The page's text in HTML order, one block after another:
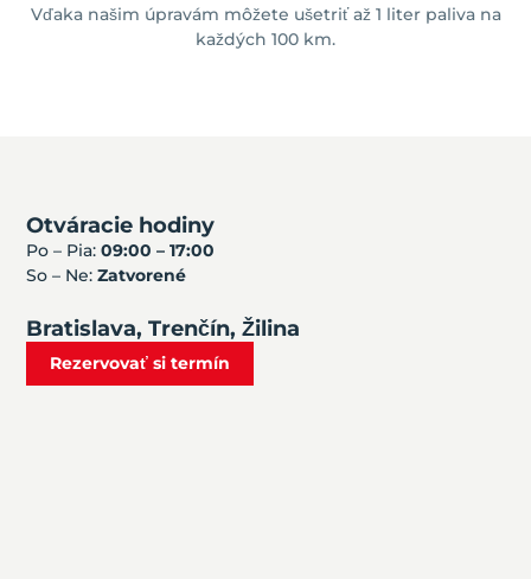
Vďaka našim úpravám môžete ušetriť až 1 liter paliva na
každých 100 km.
Otváracie hodiny
Po – Pia:09:00 – 17:00
So – Ne:Zatvorené
Bratislava, Trenčín, Žilina
Rezervovať si termín